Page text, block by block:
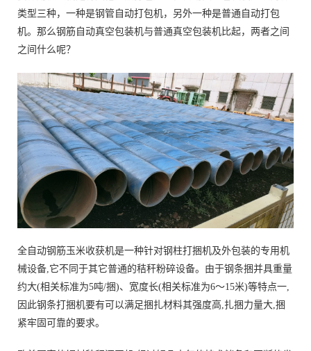
类型三种，一种是钢管自动打包机，另外一种是普通自动打包
机。那么钢筋自动真空包装机与普通真空包装机比起，两者之间
之间什么呢？
全自动钢筋玉米收获机是一种针对钢柱打捆机及外包装的专用机
械设备,它不同于其它普通的秸秆粉碎设备。由于钢条捆并具重量
约大(相关标准为5吨/捆)、宽度长(相关标准为6～15米)等特点一,
因此钢条打捆机要有可以满足捆扎材料其强度高,扎捆力量大,捆
紧牢固可靠的要求。